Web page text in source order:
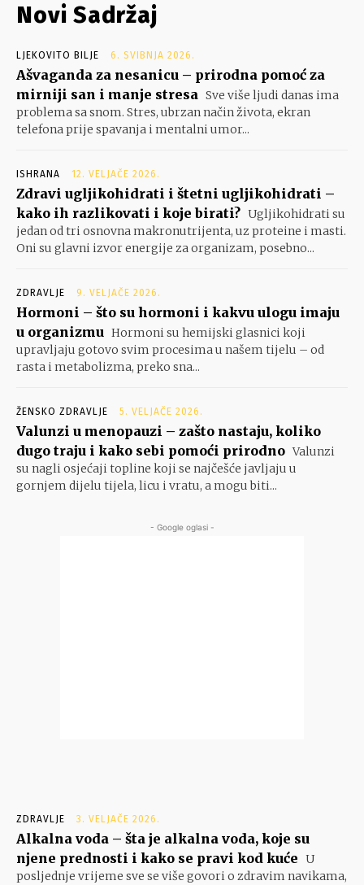
Novi Sadržaj
LJEKOVITO BILJE 6. SVIBNJA 2026.
Ašvaganda za nesanicu – prirodna pomoć za
mirniji san i manje stresa Sve više ljudi danas ima
problema sa snom. Stres, ubrzan način života, ekran
telefona prije spavanja i mentalni umor...
ISHRANA 12. VELJAČE 2026.
Zdravi ugljikohidrati i štetni ugljikohidrati –
kako ih razlikovati i koje birati? Ugljikohidrati su
jedan od tri osnovna makronutrijenta, uz proteine i masti.
Oni su glavni izvor energije za organizam, posebno...
ZDRAVLJE 9. VELJAČE 2026.
Hormoni – što su hormoni i kakvu ulogu imaju
u organizmu Hormoni su hemijski glasnici koji
upravljaju gotovo svim procesima u našem tijelu – od
rasta i metabolizma, preko sna...
ŽENSKO ZDRAVLJE 5. VELJAČE 2026.
Valunzi u menopauzi – zašto nastaju, koliko
dugo traju i kako sebi pomoći prirodno Valunzi
su nagli osjećaji topline koji se najčešće javljaju u
gornjem dijelu tijela, licu i vratu, a mogu biti...
- Google oglasi -
ZDRAVLJE 3. VELJAČE 2026.
Alkalna voda – šta je alkalna voda, koje su
njene prednosti i kako se pravi kod kuće U
posljednje vrijeme sve se više govori o zdravim navikama,